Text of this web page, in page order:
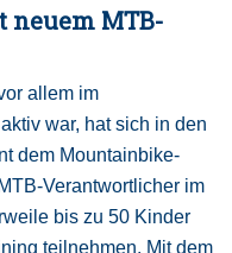
MTB-
allem im
war, hat sich in den
dem Mountainbike-
Verantwortlicher im
bis zu 50 Kinder
teilnehmen. Mit dem